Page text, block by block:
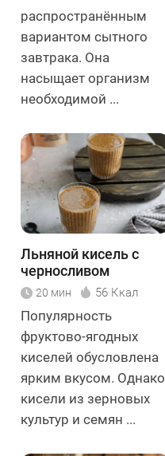
распространённым
вариантом сытного
завтрака. Она
насыщает организм
необходимой ...
Льняной кисель с
черносливом
20 мин 56 Ккал
Популярность
фруктово-ягодных
киселей обусловлена
ярким вкусом. Однако
кисели из зерновых
культур и семян ...